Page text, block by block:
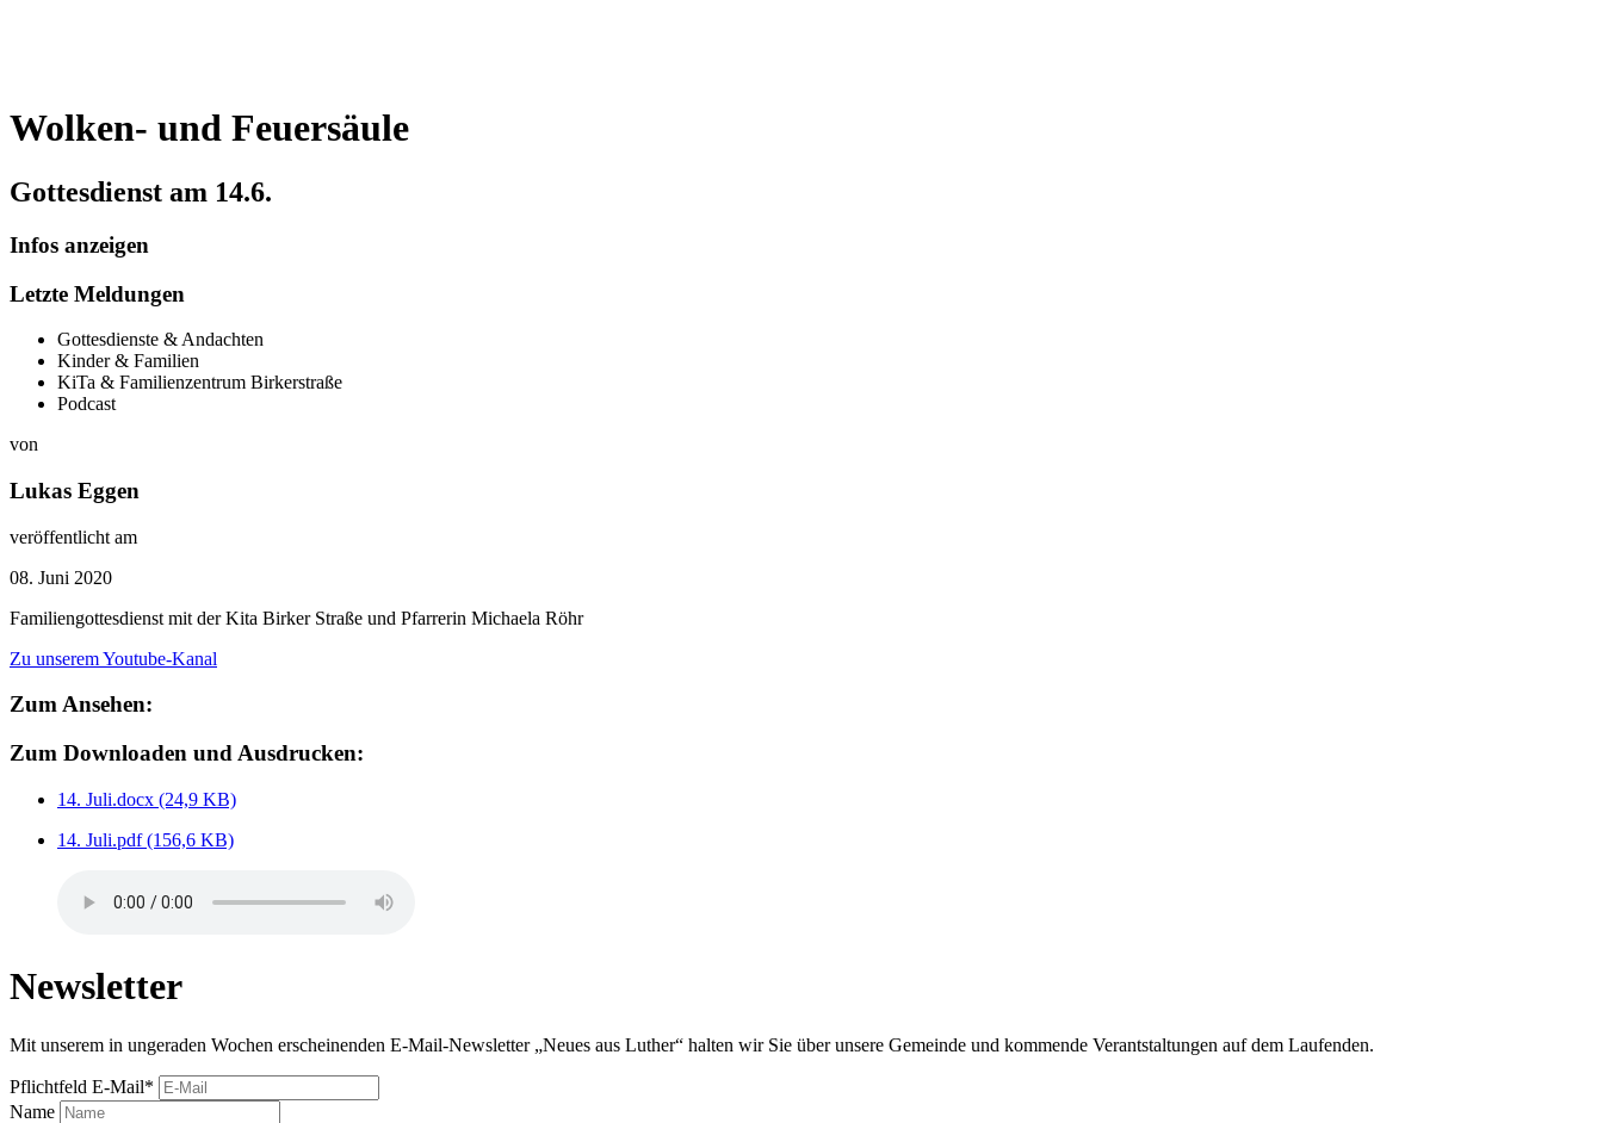
Wolken- und Feuersäule
Gottesdienst am 14.6.
Infos anzeigen
Letzte Meldungen
Gottesdienste & Andachten
Kinder & Familien
KiTa & Familienzentrum Birkerstraße
Podcast
von
Lukas Eggen
veröffentlicht am
08. Juni 2020
Familiengottesdienst mit der Kita Birker Straße und Pfarrerin Michaela Röhr
Zu unserem Youtube-Kanal
Zum Ansehen:
Zum Downloaden und Ausdrucken:
14. Juli.docx (24,9 KB)
14. Juli.pdf(156,6 KB)
Newsletter
Mit unserem in ungeraden Wochen erscheinenden E-Mail-Newsletter „Neues aus Luther“ halten wir Sie über unsere Gemeinde und kommende Verantstaltungen auf dem Laufenden.
Pflichtfeld E-Mail*
Name